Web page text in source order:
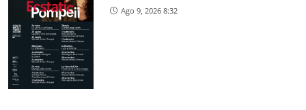
Ago 9, 2026 8:32